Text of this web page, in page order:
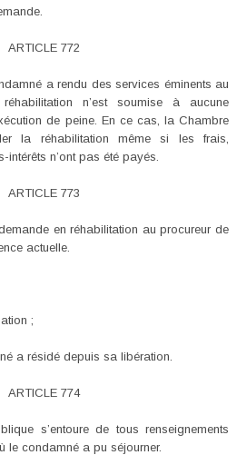
ARTICLE 772
a rendu des services éminents au
n’est soumise à aucune
de peine. En ce cas, la Chambre
la réhabilitation même si les frais,
intérêts n’ont pas été payés.
ARTICLE 773
en réhabilitation au procureur de
actuelle.
;
a résidé depuis sa libération.
ARTICLE 774
s’entoure de tous renseignements
le condamné a pu séjourner.